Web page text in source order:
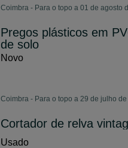
Coimbra - Para o topo a 01 de agosto
Pregos plásticos em
de solo
Novo
Coimbra - Para o topo a 29 de julho
Cortador de relva
Usado